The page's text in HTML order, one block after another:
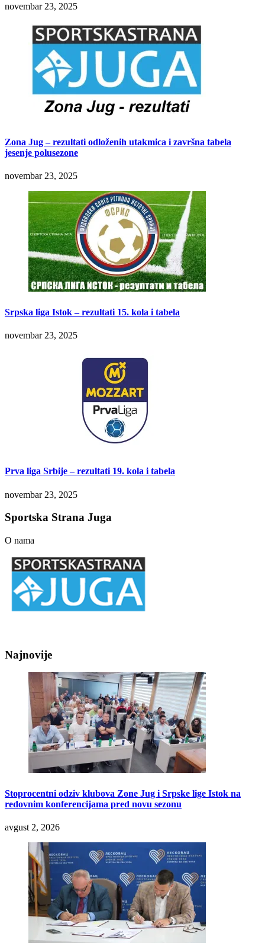
novembar 23, 2025
Zona Jug – rezultati odloženih utakmica i završna tabela
jesenje polusezone
novembar 23, 2025
Srpska liga Istok – rezultati 15. kola i tabela
novembar 23, 2025
Prva liga Srbije – rezultati 19. kola i tabela
novembar 23, 2025
Sportska Strana Juga
O nama
Najnovije
Stoprocentni odziv klubova Zone Jug i Srpske lige Istok na
redovnim konferencijama pred novu sezonu
avgust 2, 2026